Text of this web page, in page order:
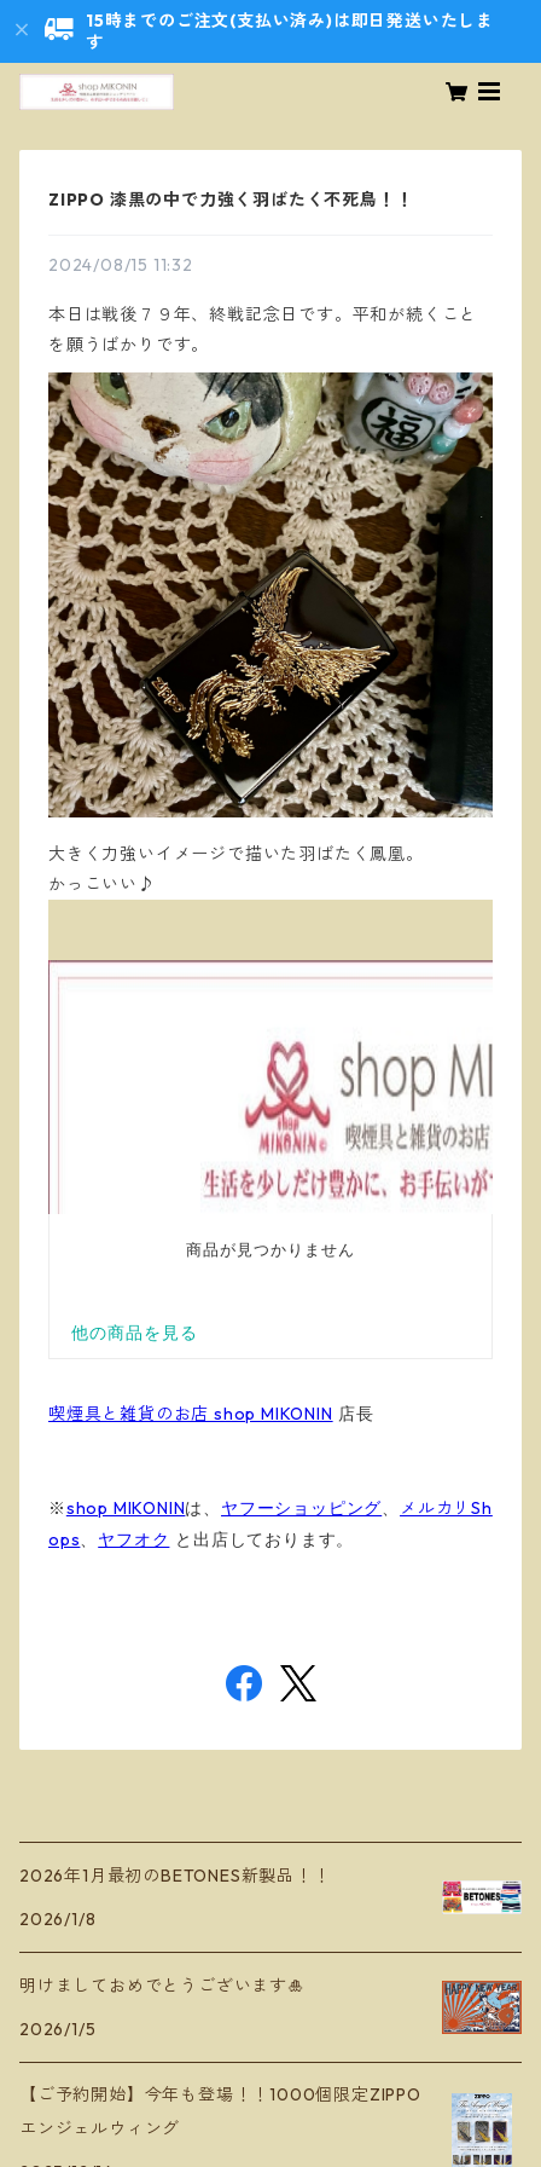
15時までのご注文(支払い済み)は即日発送いたしま
す
ZIPPO 漆黒の中で力強く羽ばたく不死鳥！！
2024/08/15 11:32
本日は戦後７９年、終戦記念日です。平和が続くこと
を願うばかりです。
大きく力強いイメージで描いた羽ばたく鳳凰。
かっこいい♪
喫煙具と雑貨のお店 shop MIKONIN 店長
※shop MIKONINは、 ヤフーショッピング、
メルカリSh
ops、 ヤフオク と出店しております。
2026年1月最初のBETONES新製品！！
2026/1/8
明けましておめでとうございます🎍
2026/1/5
【ご予約開始】今年も登場！！1000個限定ZIPPO
エンジェルウィング